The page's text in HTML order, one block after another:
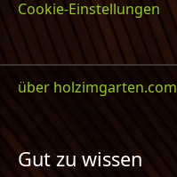
Cookie-Einstellungen
über holzimgarten.com
Gut zu wissen